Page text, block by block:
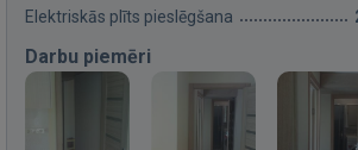
Elektriskās plīts pieslēgšana
Darbu piemēri